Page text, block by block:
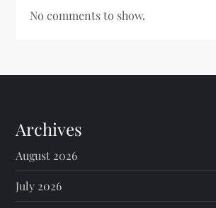
No comments to show.
Archives
August 2026
July 2026